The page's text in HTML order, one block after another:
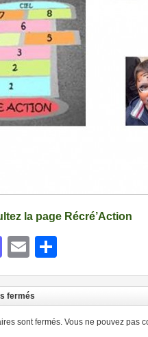
la page Récré’Action
Mastodon
Email
fermés
sont fermés. Vous ne pouvez pas